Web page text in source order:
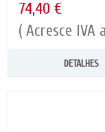
74,40 €
( Acresce IVA
DETALHES